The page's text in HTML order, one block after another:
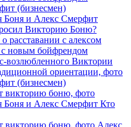
(бизнесмен)
Боня и Алекс Смерфит
Викторию Боню?
расставании с алексом
новым бойфрендом
возлюбленного Виктории
ориентации, фото
(бизнесмен)
викторию боню, фото
Боня и Алекс Смерфит Кто
викторию боню, фото Алекс